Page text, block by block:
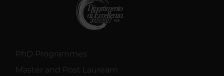
PhD Programmes
Master and Post Lauream